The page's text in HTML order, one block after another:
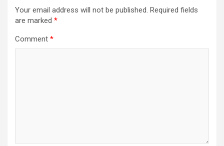
Your email address will not be published. Required fields
are marked *
Comment *